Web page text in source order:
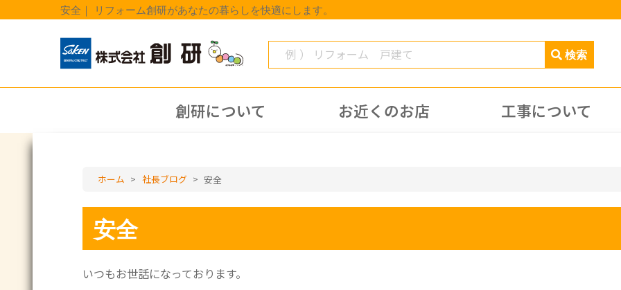
安全｜ リフォーム創研があなたの暮らしを快適にします。
創研について お近くのお店 工事について
ホーム > 社長ブログ > 安全
安全
いつもお世話になっております。